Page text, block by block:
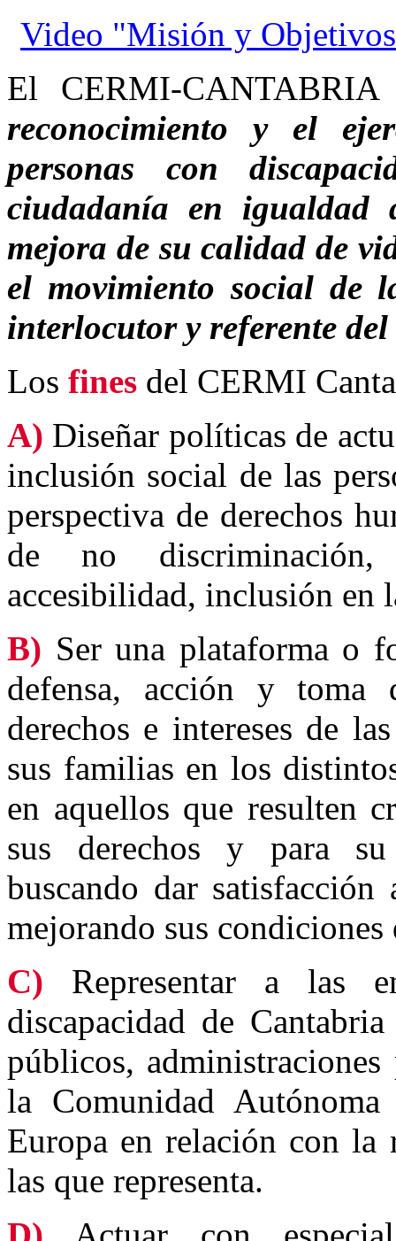
Video "Misión y
El CERMI-
reconocimiento y el
personas con
ciudadanía en igualdad
mejora de su calidad de
el movimiento social de
interlocutor y referente del
Los fines del CERMI
A) Diseñar políticas de
inclusión social de las
perspectiva de derechos
de no discriminación,
accesibilidad, inclusión en
B) Ser una plataforma o
defensa, acción y
derechos e intereses de
sus familias en los
en aquellos que resulten
sus derechos y para
buscando dar satisfacción
mejorando sus
C) Representar a las
discapacidad de
públicos,
la Comunidad
Europa en relación con la
las que representa.